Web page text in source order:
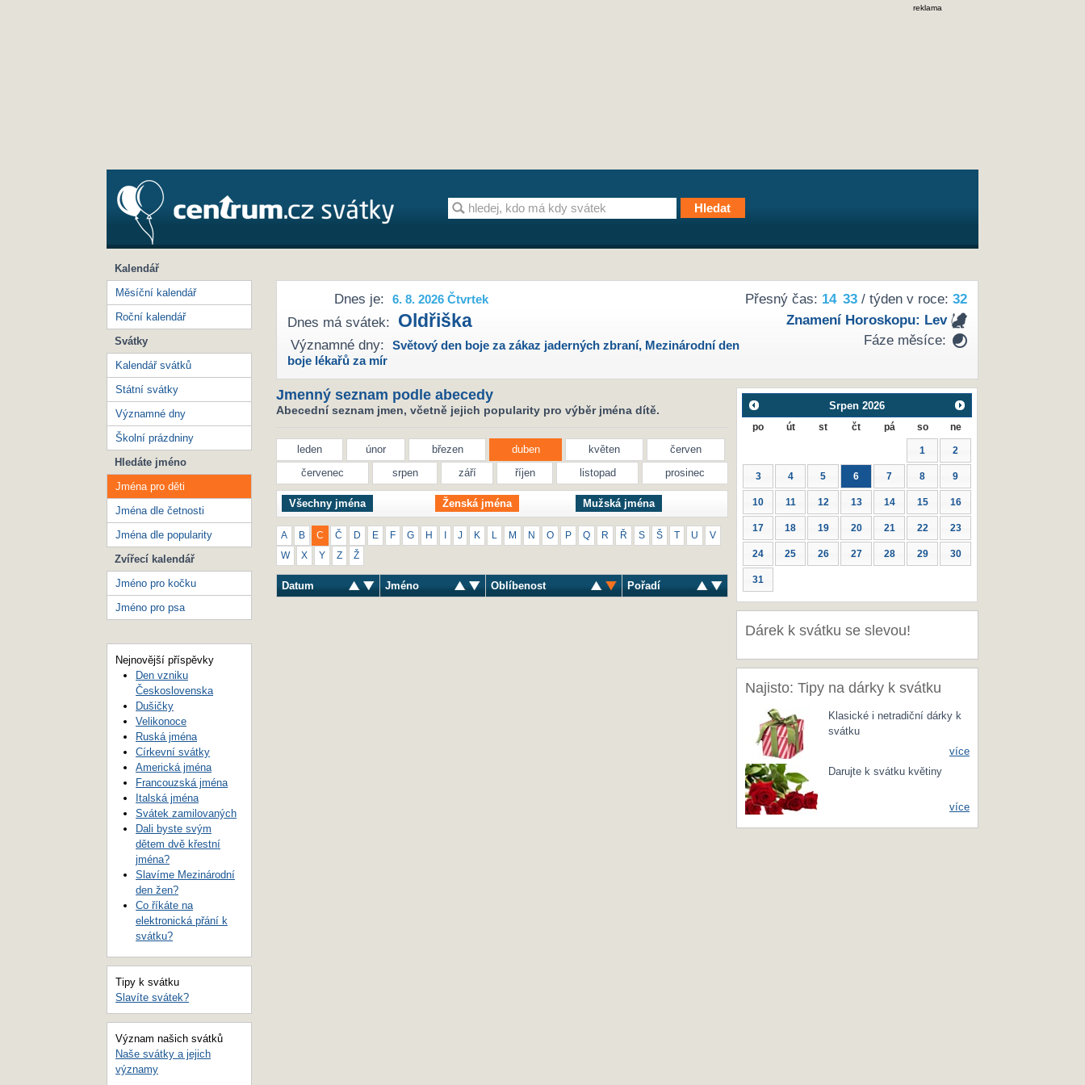
reklama
Přesný čas: 14: 33/ týden v roce: 32
Znamení Horoskopu: Lev
Fáze měsíce:
Dnes je: 6. 8. 2026 Čtvrtek
Dnes má svátek: Oldřiška
Významné dny: Světový den boje za zákaz jaderných zbraní, Mezinárodní den
boje lékařů za mír
Jmenný seznam podle abecedy
Abecední seznam jmen, včetně jejich popularity pro výběr jména dítě.
leden únor březen duben květen
červen
červenec
srpen září říjen listopad prosinec
Všechny jména Ženská jména Mužská jména
A B C Č D E F G H J K M N O P Q R Ř S Š T U V
W X Y Z Ž
Datum Jméno Oblíbenost Pořadí
Srpen 2026
po út st čt pá so ne
1 2
3 4 5 6 7 8 9
10 11 12 13 14 15 16
17 18 19 20 21 22 23
24 25 26 27 28 29 30
31
Dárek k svátku se slevou!
Najisto: Tipy na dárky k svátku
Klasické i netradiční dárky k
svátku
více
Darujte k svátku květiny
více
Kalendář
Měsíční kalendář
Roční kalendář
Svátky
Kalendář svátků
Státní svátky
Významné dny
Školní prázdniny
Hledáte jméno
Jména pro děti
Jména dle četnosti
Jména dle popularity
Zvířecí kalendář
Jméno pro kočku
Jméno pro psa
Nejnovější příspěvky
Den vzniku
Československa
Dušičky
Velikonoce
Ruská jména
Církevní svátky
Americká jména
Francouzská jména
Italská jména
Svátek zamilovaných
Dali byste svým
dětem dvě křestní
jména?
Slavíme Mezinárodní
den žen?
Co říkáte na
elektronická přání k
svátku?
Tipy k svátku
Slavíte svátek?
Význam našich svátků
Naše svátky a jejich
významy